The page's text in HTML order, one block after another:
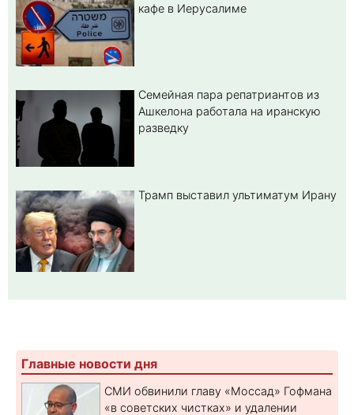
кафе в Иерусалиме
Семейная пара репатриантов из
Ашкелона работала на иранскую
разведку
Трамп выставил ультиматум Ирану
Главные новости дня
СМИ обвинили главу «Моссад» Гофмана
«в советских чистках» и удалении